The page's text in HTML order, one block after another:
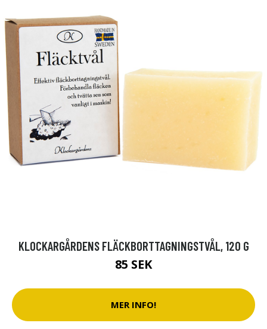
KLOCKARGÅRDENS FLÄCKBORTTAGNINGSTVÅL, 120 G
85 SEK
MER INFO!